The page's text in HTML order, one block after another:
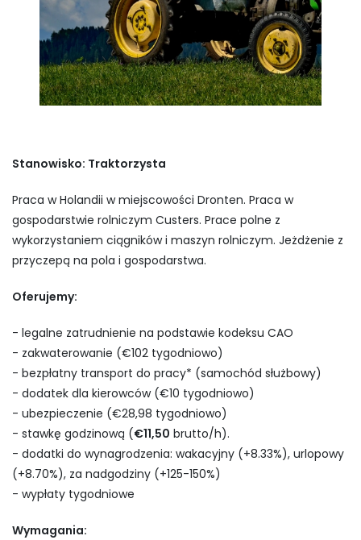
Stanowisko: Traktorzysta
Praca w Holandii w miejscowości Dronten. Praca w
gospodarstwie rolniczym Custers. Prace polne z
wykorzystaniem ciągników i maszyn rolniczym. Jeżdżenie z
przyczepą na pola i gospodarstwa.
Oferujemy:
- legalne zatrudnienie na podstawie kodeksu CAO
- zakwaterowanie (€102 tygodniowo)
- bezpłatny transport do pracy* (samochód służbowy)
- dodatek dla kierowców (€10 tygodniowo)
- ubezpieczenie (€28,98 tygodniowo)
- stawkę godzinową (€11,50 brutto/h).
- dodatki do wynagrodzenia: wakacyjny (+8.33%), urlopowy
(+8.70%), za nadgodziny (+125-150%)
- wypłaty tygodniowe
Wymagania: